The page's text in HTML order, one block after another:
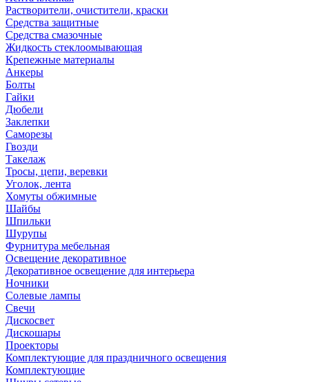
Растворители, очистители, краски
Средства защитные
Средства смазочные
Жидкость стеклоомывающая
Крепежные материалы
Анкеры
Болты
Гайки
Дюбели
Заклепки
Саморезы
Гвозди
Такелаж
Тросы, цепи, веревки
Уголок, лента
Хомуты обжимные
Шайбы
Шпильки
Шурупы
Фурнитура мебельная
Освещение декоративное
Декоративное освещение для интерьера
Ночники
Солевые лампы
Свечи
Дискосвет
Дискошары
Проекторы
Комплектующие для праздничного освещения
Комплектующие